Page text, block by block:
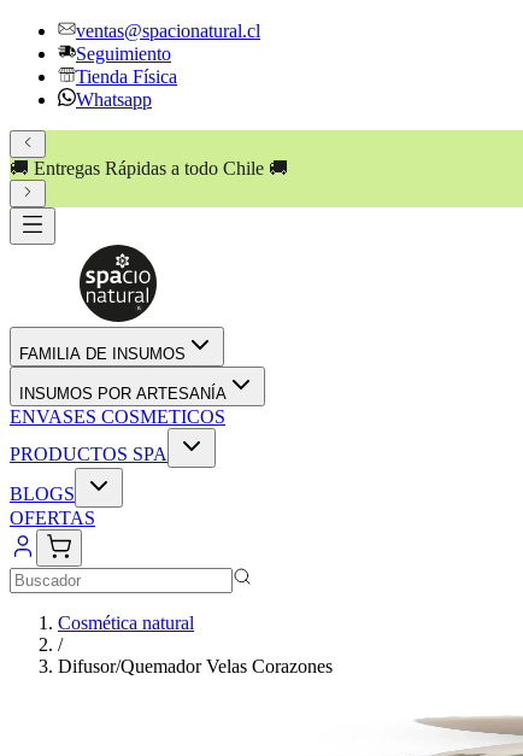
ventas@spacionatural.cl
Seguimiento
Tienda Física
Whatsapp
🚚 Entregas Rápidas a todo Chile 🚚
FAMILIA DE INSUMOS
INSUMOS POR ARTESANÍA
ENVASES COSMETICOS
PRODUCTOS SPA
BLOGS
OFERTAS
Cosmética natural
/
Difusor/Quemador Velas Corazones